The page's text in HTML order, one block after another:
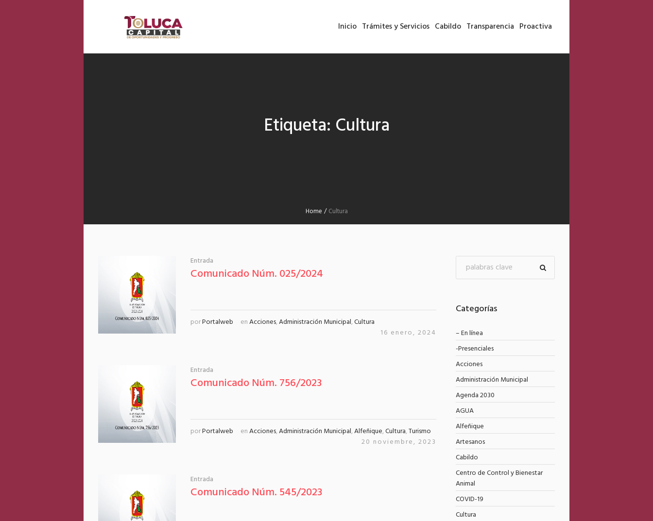
Inicio Trámites y Servicios Cabildo Transparencia Proactiva
Etiqueta: Cultura
Home /Cultura
Entrada
Comunicado Núm. 025/2024
porPortalweb enAcciones,Administración Municipal,Cultura
16 enero, 2024
Entrada
Comunicado Núm. 756/2023
porPortalweb enAcciones,Administración Municipal,Alfeñique,Cultura,Turismo
20 noviembre, 2023
Entrada
Comunicado Núm. 545/2023
Categorías
– En línea
-Presenciales
Acciones
Administración Municipal
Agenda 2030
AGUA
Alfeñique
Artesanos
Cabildo
Centro de Control y Bienestar
Animal
COVID-19
Cultura